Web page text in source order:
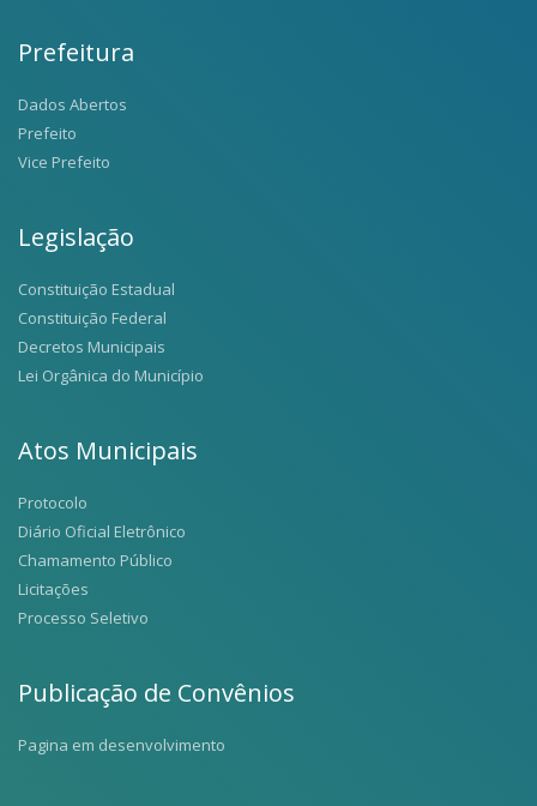
Prefeitura
Dados Abertos
Prefeito
Vice Prefeito
Legislação
Constituição Estadual
Constituição Federal
Decretos Municipais
Lei Orgânica do Município
Atos Municipais
Protocolo
Diário Oficial Eletrônico
Chamamento Público
Licitações
Processo Seletivo
Publicação de Convênios
Pagina em desenvolvimento